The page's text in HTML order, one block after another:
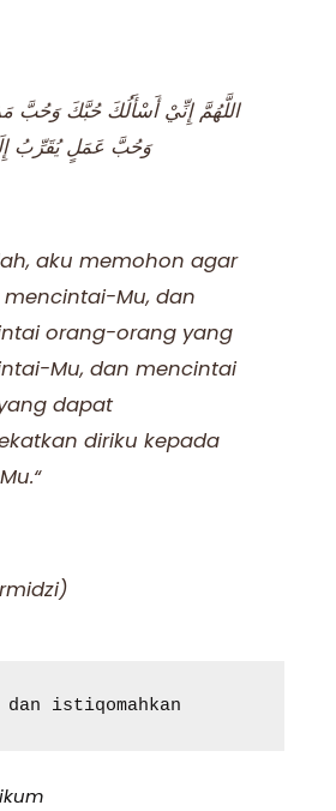
اللَّهُمَّ إِنِّيْ أَسْأَلُكَ حُبَّكَ وَحُبَّ
وَحُبَّ عَمَلٍ يُقَرِّبُ
aku memohon agar
Mu, dan
orang-orang yang
Mu, dan mencintai
dapat
diriku kepada
“
dan istiqomahkan